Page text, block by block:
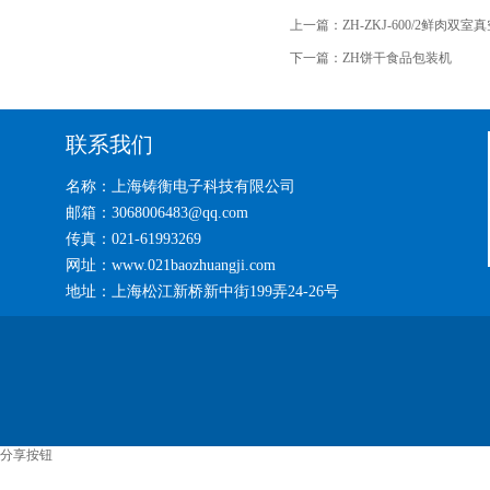
上一篇： ZH-ZKJ-600/2鲜肉双室
下一篇： ZH饼干食品包装机
联系我们
名称：上海铸衡电子科技有限公司
邮箱：3068006483@qq.com
传真：021-61993269
网址：www.021baozhuangji.com
地址：上海松江新桥新中街199弄24-26号
分享按钮